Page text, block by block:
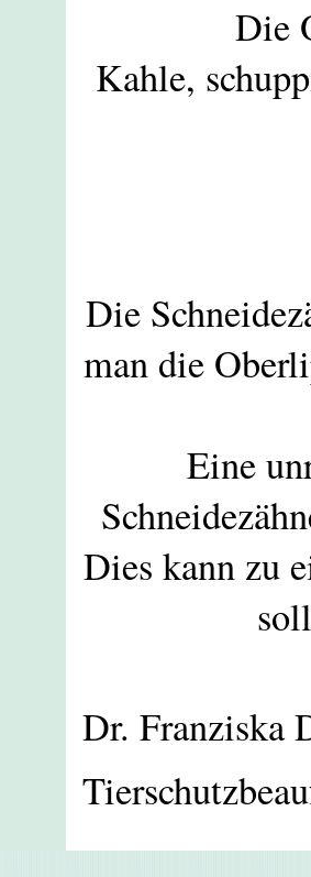
Die
Kahle,
Die
man die
Eine
Dies kann zu
Dr. Franziska